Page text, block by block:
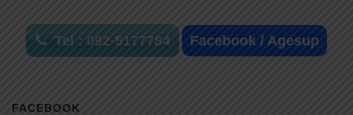
Tel : 092-5177784 Facebook / Agesup
FACEBOOK